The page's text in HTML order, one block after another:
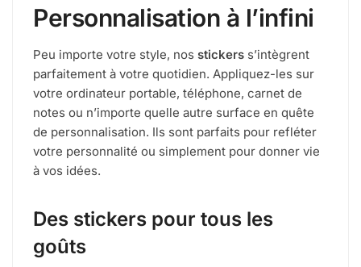
Personnalisation à l’infini
Peu importe votre style, nos stickers s’intègrent
parfaitement à votre quotidien. Appliquez-les sur
votre ordinateur portable, téléphone, carnet de
notes ou n’importe quelle autre surface en quête
de personnalisation. Ils sont parfaits pour refléter
votre personnalité ou simplement pour donner vie
à vos idées.
Des stickers pour tous les
goûts